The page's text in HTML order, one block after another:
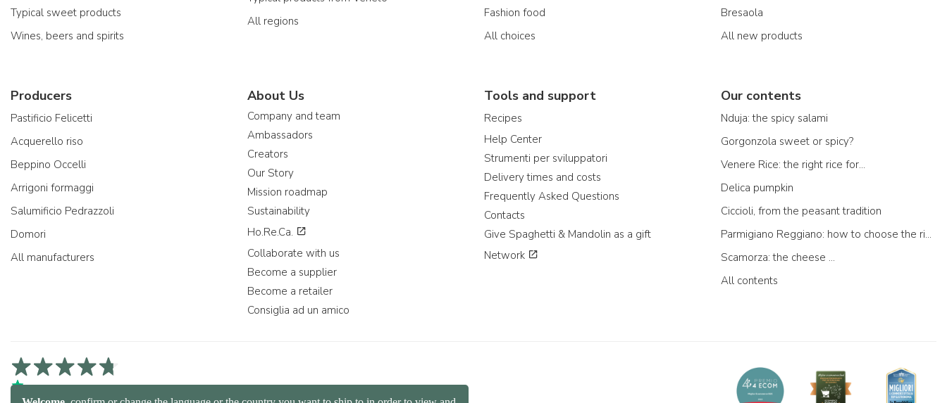
Typical sweet products
Wines, beers and spirits
All regions
Fashion food
All choices
Bresaola
All new products
Producers
Pastificio Felicetti
Acquerello riso
Beppino Occelli
Arrigoni formaggi
Salumificio Pedrazzoli
Domori
All manufacturers
About Us
Company and team
Ambassadors
Creators
Our Story
Mission roadmap
Sustainability
Ho.Re.Ca.
Collaborate with us
Become a supplier
Become a retailer
Consiglia ad un amico
Tools and support
Recipes
Help Center
Strumenti per sviluppatori
Delivery times and costs
Frequently Asked Questions
Contacts
Give Spaghetti & Mandolin as a gift
Network
Our contents
Nduja: the spicy salami
Gorgonzola sweet or spicy?
Venere Rice: the right rice for...
Delica pumpkin
Ciccioli, from the peasant tradition
Parmigiano Reggiano: how to choose the right one
Scamorza: the cheese ...
All contents
4,7/5 on Trustpilot